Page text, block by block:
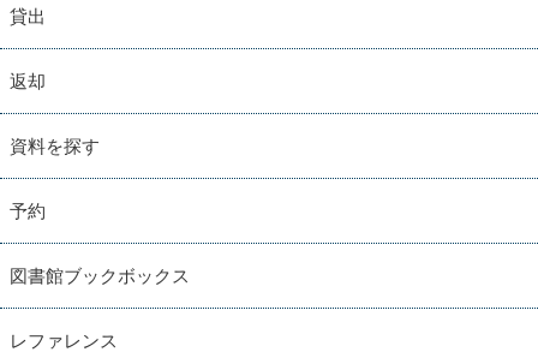
貸出
返却
資料を探す
予約
図書館ブックボックス
レファレンス